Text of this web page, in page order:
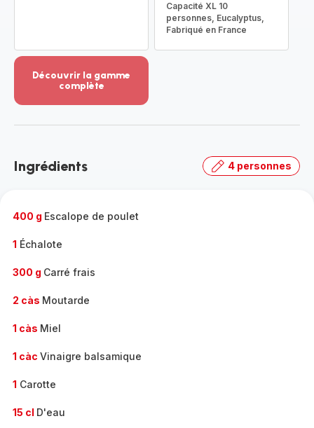
Capacité XL 10
personnes, Eucalyptus,
Fabriqué en France
Découvrir la gamme
complète
-
gamme
Ingrédients 4 personnes
400 g Escalope de poulet
1 Échalote
300 g Carré frais
2 càs Moutarde
1 càs Miel
1 càc Vinaigre balsamique
1 Carotte
15 cl D'eau